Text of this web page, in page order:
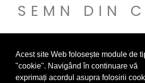
Acest site Web folosește module de
"cookie". Navigând în continuare vă
exprimați acordul asupra folosirii
SEMN DIN